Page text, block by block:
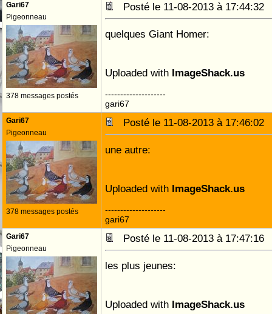
Gari67
Pigeonneau
378 messages postés
Posté le 11-08-2013 à
quelques Giant Homer:
Uploaded with ImageShack.us
--------------------
gari67
Gari67
Pigeonneau
378 messages postés
Posté le 11-08-2013 à
une autre:
Uploaded with ImageShack.us
--------------------
gari67
Gari67
Pigeonneau
Posté le 11-08-2013 à
les plus jeunes:
Uploaded with ImageShack.us